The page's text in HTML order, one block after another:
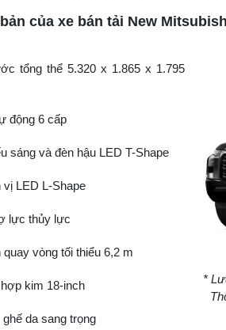
của xe bán tải New
tổng thể 5.320 x 1.865 x 1.795
động 6 cấp​
sáng và đèn hậu LED T-Shape​
vị LED L-Shape​
lực thủy lực​
quay vòng tối thiểu 6,2 m​
kim 18-inch​
ghế da sang trọng​
*